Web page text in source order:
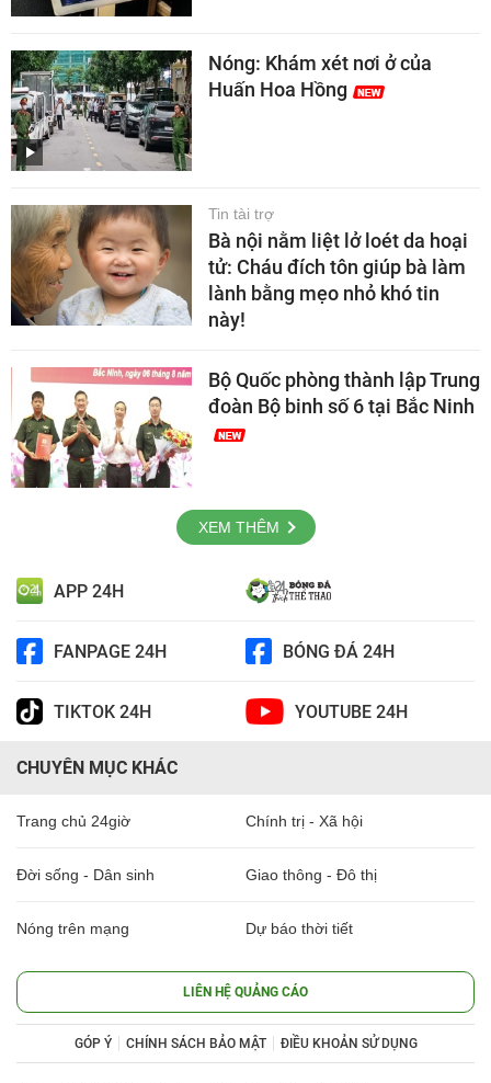
Nóng: Khám xét nơi ở của
Huấn Hoa Hồng
Tin tài trợ
Bà nội nằm liệt lở loét da hoại
tử: Cháu đích tôn giúp bà làm
lành bằng mẹo nhỏ khó tin
này!
Bộ Quốc phòng thành lập Trung
đoàn Bộ binh số 6 tại Bắc Ninh
XEM THÊM
APP 24H
FANPAGE 24H BÓNG ĐÁ 24H
TIKTOK 24H YOUTUBE 24H
CHUYÊN MỤC KHÁC
Trang chủ 24giờ Chính trị - Xã hội
Đời sống - Dân sinh Giao thông - Đô thị
Nóng trên mạng Dự báo thời tiết
LIÊN HỆ QUẢNG CÁO
GÓP Ý CHÍNH SÁCH BẢO MẬT ĐIỀU KHOẢN SỬ DỤNG